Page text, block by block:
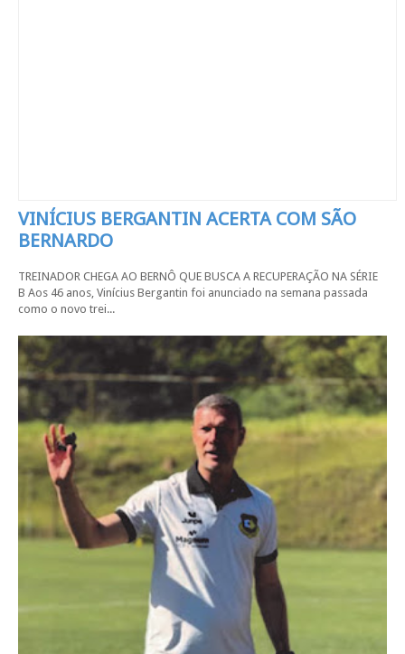
VINÍCIUS BERGANTIN ACERTA COM SÃO
BERNARDO
TREINADOR CHEGA AO BERNÔ QUE BUSCA A RECUPERAÇÃO NA SÉRIE
B Aos 46 anos, Vinícius Bergantin foi anunciado na semana passada
como o novo trei...